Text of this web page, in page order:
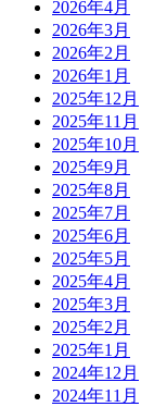
2026年4月
2026年3月
2026年2月
2026年1月
2025年12月
2025年11月
2025年10月
2025年9月
2025年8月
2025年7月
2025年6月
2025年5月
2025年4月
2025年3月
2025年2月
2025年1月
2024年12月
2024年11月